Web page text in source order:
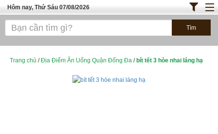
Hôm nay, Thứ Sáu 07/08/2026
Trang chủ
Cafe - Kem- Trà Sữa
Trang chủ /Địa Điểm Ăn Uống Quận Đống Đa / bít tết 3 hòe nhai láng hạ